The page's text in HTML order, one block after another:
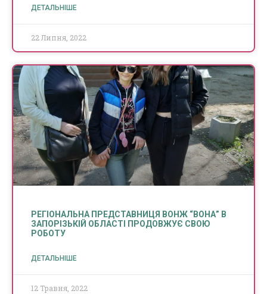
ДЕТАЛЬНІШЕ
22 Липня, 2022
РЕГІОНАЛЬНА ПРЕДСТАВНИЦЯ ВОНЖ “ВОНА” В
ЗАПОРІЗЬКІЙ ОБЛАСТІ ПРОДОВЖУЄ СВОЮ
РОБОТУ
ДЕТАЛЬНІШЕ
12 Травня, 2022